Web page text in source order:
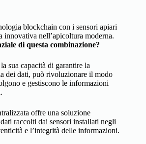
blockchain con i sensori apiari
innovativa nell’apicoltura moderna.
di questa combinazione?
sua capacità di garantire la
dei dati, può rivoluzionare il modo
e gestiscono le informazioni
offre una soluzione
raccolti dai sensori installati negli
e l’integrità delle informazioni.